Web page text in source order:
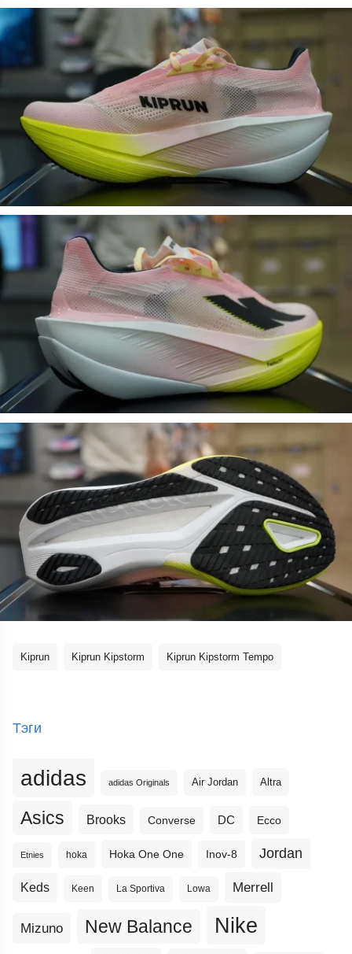
Kiprun Kiprun Kipstorm Kiprun Kipstorm Tempo
Тэги
adidas adidas Originals Air Jordan Altra
Asics Brooks Converse DC Ecco
Etnies hoka Hoka One One Inov-8 Jordan
Keds Keen La Sportiva Lowa Merrell
Mizuno New Balance Nike